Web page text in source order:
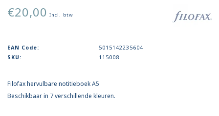
€20,00 Incl. btw
EAN Code:
5015142235604
SKU:
115008
Filofax hervulbare notitieboek A5
Beschikbaar in 7 verschillende kleuren.